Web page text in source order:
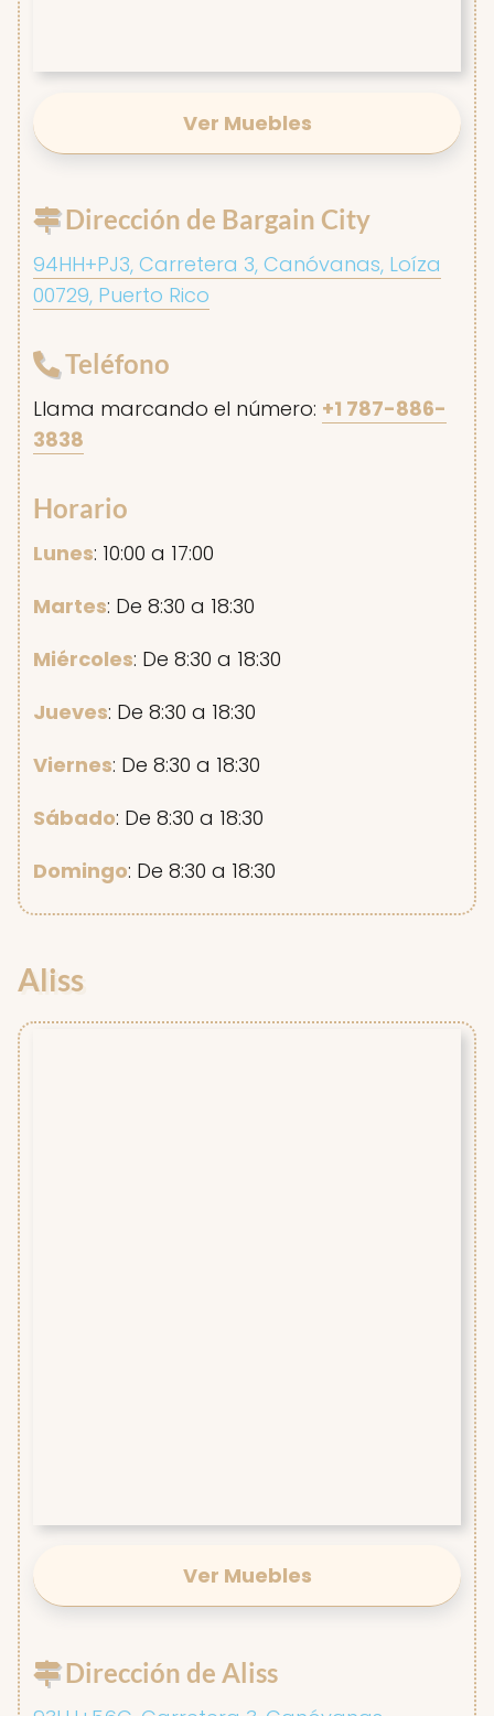
Ver Muebles
Dirección de Bargain City
94HH+PJ3, Carretera 3, Canóvanas, Loíza
00729, Puerto Rico
Teléfono
Llama marcando el número: +1 787-886-
3838
Horario
Lunes: 10:00 a 17:00
Martes: De 8:30 a 18:30
Miércoles: De 8:30 a 18:30
Jueves: De 8:30 a 18:30
Viernes: De 8:30 a 18:30
Sábado: De 8:30 a 18:30
Domingo: De 8:30 a 18:30
Aliss
Ver Muebles
Dirección de Aliss